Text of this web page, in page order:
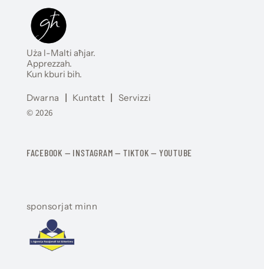
Uża l-Malti aħjar.
Apprezzah.
Kun kburi bih.
Dwarna | Kuntatt | Servizzi
© 2026
FACEBOOK — INSTAGRAM — TIKTOK — YOUTUBE
sponsorjat minn